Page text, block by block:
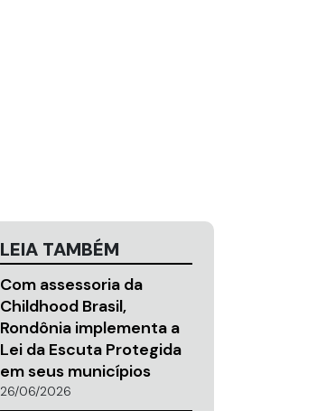
LEIA TAMBÉM
Com assessoria da
Childhood Brasil,
Rondônia implementa a
Lei da Escuta Protegida
em seus municípios
26/06/2026